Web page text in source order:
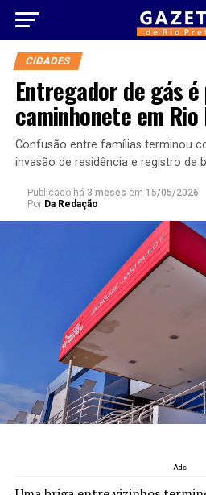
CIDADES
Entregador de gás
caminhonete em
Confusão entre famílias terminou
invasão de residência e registro de
Publicado há 3 meses em 15/05/2026
Por Da Redação
Ads